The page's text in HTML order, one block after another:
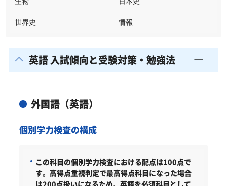
世界史 情報
英語 入試傾向と受験対策・勉強法
外国語（英語）
個別学力検査の構成
この科目の個別学力検査における配点は100点で
す。高得点重視判定で最高得点科目になった場合
は200点扱いになるため、英語を必須科目として